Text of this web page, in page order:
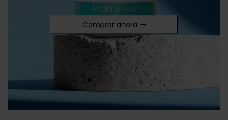
Comprar ahora